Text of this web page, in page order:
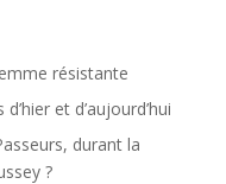
résistante
et d’aujourd’hui
durant la
?